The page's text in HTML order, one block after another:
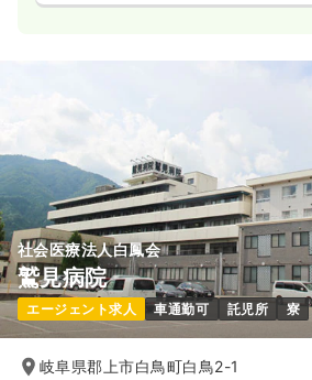
社会医療法人白鳳会
鷲見病院
エージェント求人 車通勤可 託児所 寮
岐阜県郡上市白鳥町白鳥2-1